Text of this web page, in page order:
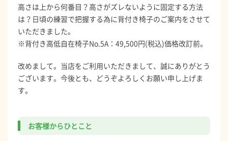
高さは上から何番目？高さがズレないように固定する方法
は？日頃の練習で把握する為に背付き椅子のご案内をさせて
いただきました。
※背付き高低自在椅子No.5A：49,500円(税込)価格改訂前。
改めまして。当店をご利用いただきまして、誠にありがとう
ございます。今後とも、どうぞよろしくお願い申し上げま
す。
お客様からひとこと